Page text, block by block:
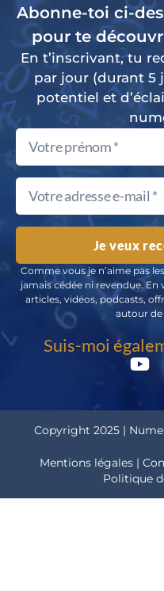
Abonne-toi ci-
pour te
En t’inscrivant, tu
par jour (durant 5
potentiel et
Je veux
Comme vous je n’aime pas
jamais cédée ni revendue.
articles, vidéos, podcasts,
autour
Suis-moi
Copyright 2025 |
Mentions légales |
Politique